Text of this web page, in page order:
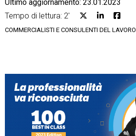
Ecommerce
Email Marketing
HR
Trust Services
Ultimo aggiornamento: 23.01.2023
Tempo di lettura: 2'
COMMERCIALISTI E CONSULENTI DEL LAVORO